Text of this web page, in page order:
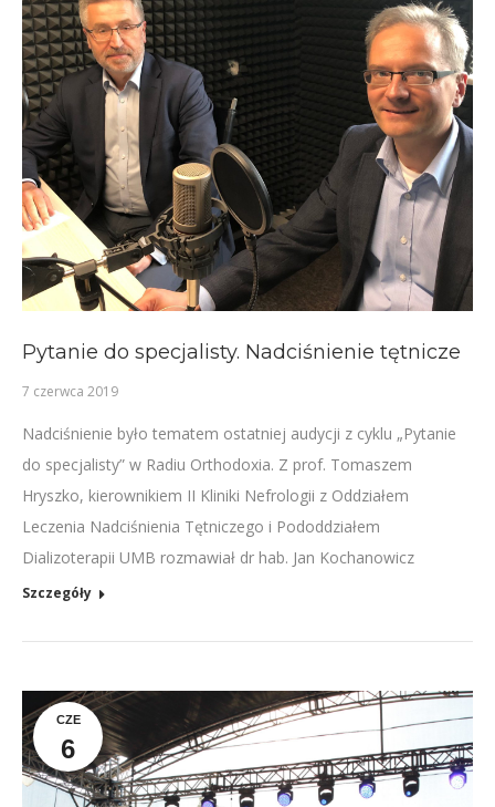
Pytanie do specjalisty. Nadciśnienie tętnicze
7 czerwca 2019
Nadciśnienie było tematem ostatniej audycji z cyklu „Pytanie
do specjalisty” w Radiu Orthodoxia. Z prof. Tomaszem
Hryszko, kierownikiem II Kliniki Nefrologii z Oddziałem
Leczenia Nadciśnienia Tętniczego i Pododdziałem
Dializoterapii UMB rozmawiał dr hab. Jan Kochanowicz
Szczegóły
CZE
6